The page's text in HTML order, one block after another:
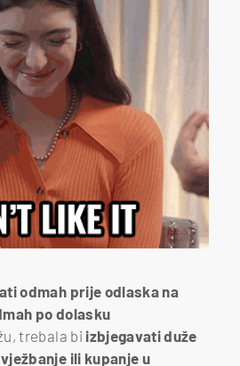
odmah prije odlaska na
po dolasku
trebala bi izbjegavati duže
ili kupanje u